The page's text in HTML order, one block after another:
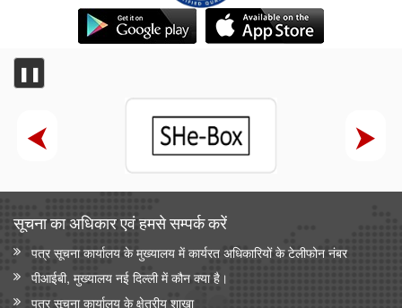
❚❚
सूचना का अधिकार एवं हमसे सम्‍पर्क करें
पत्र सूचना कार्यालय के मुख्यालय में कार्यरत अधिकारियों के टेलीफोन नंबर
पीआईबी, मुख्यालय नई दिल्ली में कौन क्या है।
पत्र सूचना कार्यालय के क्षेत्रीय शाखा